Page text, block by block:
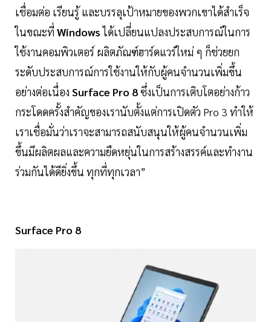
เชื่อมต่อ เรียนรู้ และบรรลุเป้าหมายของพวกเขาได้สำเร็จ
ในขณะที่ Windowsได้เปลี่ยนแปลงประสบการณ์ในการ
ใช้งานคอมพิวเตอร์ ผลิตภัณฑ์ฮาร์ดแวร์ใหม่ ๆ ก็ช่วยยก
ระดับประสบการณ์การใช้งานให้กับผู้คนจำนวนเพิ่มขึ้น
อย่างต่อเนื่อง Surface Pro 8ซึ่งเป็นการเติบโตอย่างก้าว
กระโดดครั้งสำคัญของเรานับตั้งแต่การเปิดตัว Pro 3 ทำให้
เราเชื่อมั่นว่าเราจะสามารถสนับสนุนให้ผู้คนจำนวนเพิ่ม
ขึ้นมีผลิตผลและความยืดหยุ่นในการสร้างสรรค์และทำงาน
ร่วมกันได้ดียิ่งขึ้น ทุกที่ทุกเวลา”
Surface Pro 8